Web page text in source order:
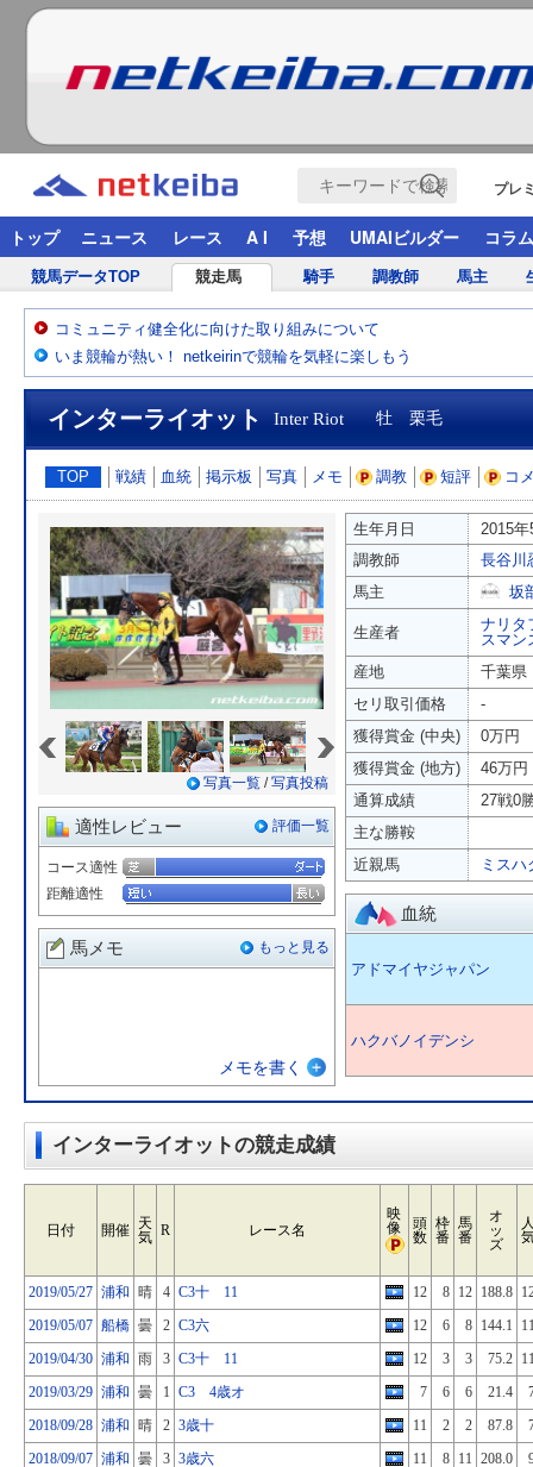
プレ
トップ ニュース レース A I 予想 UMAIビルダー コラム
競馬データTOP 競走馬 騎手 調教師 馬主
コミュニティ健全化に向けた取り組みについて
いま競輪が熱い！ netkeirinで競輪を気軽に楽しもう
インターライオット Inter Riot 牡 栗毛
TOP 戦績 血統 掲示板 写真 メモ 調教 短評 コ
写真一覧 /写真投稿
適性レビュー 評価一覧
コース適性
距離適性
馬メモ もっと見る
メモを書く
生年月日
2015
調教師
長谷川
馬主
坂
生産者
ナリタ
スマン
産地
千葉県
セリ取引価格
-
獲得賞金 (中央)
0万円
獲得賞金 (地方)
46万円
通算成績
27戦0
主な勝鞍
近親馬
ミスハ
血統
アドマイヤジャパン
ハクバノイデンシ
インターライオットの競走成績
日付 開催 天
気 R レース名
映
像
頭
数
枠
番
馬
番
オ
ッ
ズ
2019/05/27 浦和 晴 4 C3十 11 12 8 12 188.8
2019/05/07 船橋 曇 2 C3六 12 6 8 144.1
2019/04/30 浦和 雨 3 C3十 11 12 3 3 75.2
2019/03/29 浦和 曇 1 C3 4歳オ 7 6 6 21.4
2018/09/28 浦和 晴 2 3歳十 11 2 2 87.8
2018/09/07 浦和 曇 3 3歳六 11 8 11 208.0